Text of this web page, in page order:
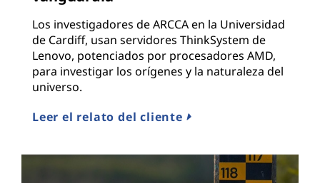
Los investigadores de ARCCA en la Universidad
de Cardiff, usan servidores ThinkSystem de
Lenovo, potenciados por procesadores AMD,
para investigar los orígenes y la naturaleza del
universo.
Leer el relato del cliente